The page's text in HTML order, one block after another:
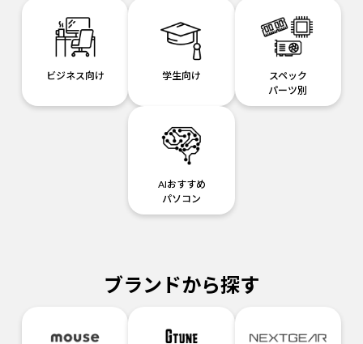
ビジネス向け 学生向け
スペック
パーツ別
AIおすすめ
パソコン
ブランドから探す